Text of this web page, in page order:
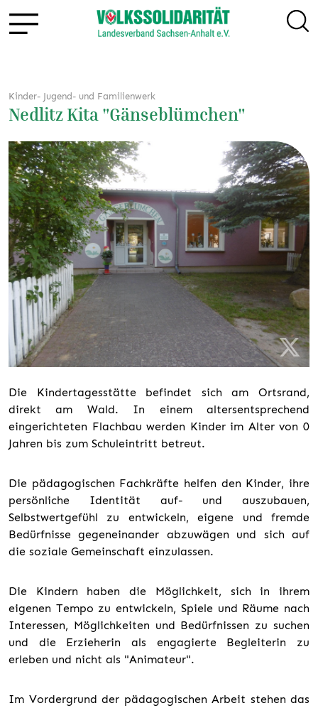
Kinder- Jugend- und Familienwerk
Nedlitz Kita "Gänseblümchen"
Die Kindertagesstätte befindet sich am Ortsrand,
direkt am Wald. In einem altersentsprechend
eingerichteten Flachbau werden Kinder im Alter von 0
Jahren bis zum Schuleintritt betreut.
Die pädagogischen Fachkräfte helfen den Kinder, ihre
persönliche Identität auf- und auszubauen,
Selbstwertgefühl zu entwickeln, eigene und fremde
Bedürfnisse gegeneinander abzuwägen und sich auf
die soziale Gemeinschaft einzulassen.
Die Kindern haben die Möglichkeit, sich in ihrem
eigenen Tempo zu entwickeln, Spiele und Räume nach
Interessen, Möglichkeiten und Bedürfnissen zu suchen
und die Erzieherin als engagierte Begleiterin zu
erleben und nicht als "Animateur".
Im Vordergrund der pädagogischen Arbeit stehen das